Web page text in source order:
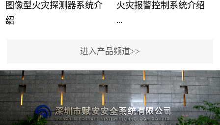
图像型火灾探测器系统介
绍
...
事故频发，传统的火灾探
测方法已无法满足要求。
尤其是目前众多的大型影
剧院、会议展览中心、体
火灾报警控制系统介绍
...
用了具有仲裁机制和冗余
校验的总线传输技术、线
路状态检测与保护技术、
后向光电感烟探测技术、
进入产品频道>>